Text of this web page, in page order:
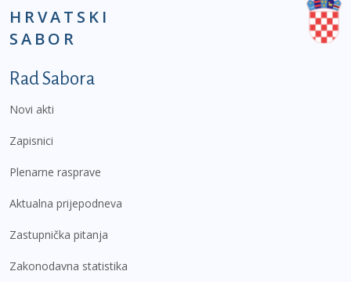
HRVATSKI
SABOR
Podnožje prvi izbornik
Rad Sabora
Novi akti
Zapisnici
Plenarne rasprave
Aktualna prijepodneva
Zastupnička pitanja
Zakonodavna statistika